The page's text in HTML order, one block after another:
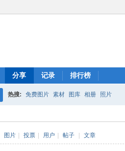
分享 记录 排行榜
热搜: 免费图片 素材 图库 相册 照片
图片 投票 用户 帖子 文章